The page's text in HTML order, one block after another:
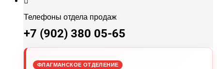
Телефоны отдела продаж
+7 (902) 380 05-65
ФЛАГМАНСКОЕ ОТДЕЛЕНИЕ